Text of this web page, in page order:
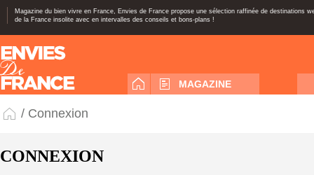
Magazine du bien vivre en France, Envies de France propose une sélection raffinée de destinations
de la France insolite avec en intervalles des conseils et bons-plans !
MAGAZINE
/ Connexion
CONNEXION